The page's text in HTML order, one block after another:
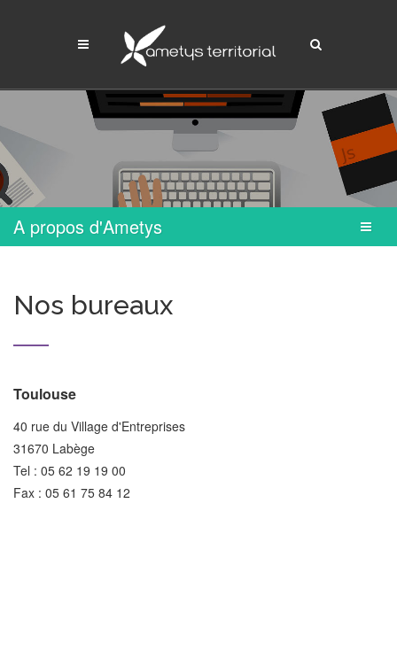
A propos d'Ametys
Nos bureaux
Toulouse
40 rue du Village d'Entreprises
31670 Labège
Tel : 05 62 19 19 00
Fax : 05 61 75 84 12